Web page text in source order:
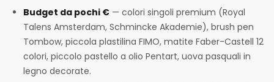
Budget da pochi € — colori singoli premium (Royal
Talens Amsterdam, Schmincke Akademie), brush pen
Tombow, piccola plastilina FIMO, matite Faber-Castell 12
colori, piccolo pastello a olio Pentart, uova pasquali in
legno decorate.